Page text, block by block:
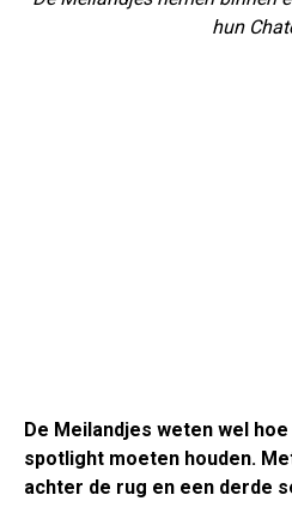
hun
De Meilandjes weten wel
spotlight moeten houden.
achter de rug en een derde